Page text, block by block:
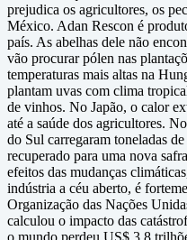
prejudica os agricultores, os
México. Adan Rescon é
país. As abelhas dele não
vão procurar pólen nas
temperaturas mais altas na
plantam uvas com clima
de vinhos. No Japão, o calor
até a saúde dos agricultores.
do Sul carregaram toneladas
recuperado para uma nova
efeitos das mudanças
indústria a céu aberto, é
Organização das Nações
calculou o impacto das
o mundo perdeu US$ 3,8